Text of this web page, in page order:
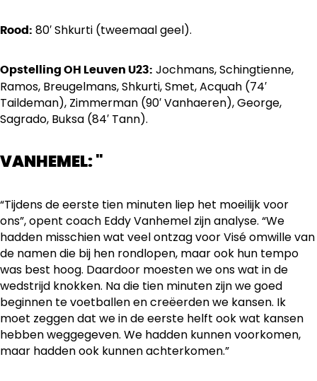
Rood: 80′ Shkurti (tweemaal geel).
Opstelling OH Leuven U23: Jochmans, Schingtienne,
Ramos, Breugelmans, Shkurti, Smet, Acquah (74′
Taildeman), Zimmerman (90′ Vanhaeren), George,
Sagrado, Buksa (84′ Tann).
VANHEMEL: "
“Tijdens de eerste tien minuten liep het moeilijk voor
ons”, opent coach Eddy Vanhemel zijn analyse. “We
hadden misschien wat veel ontzag voor Visé omwille van
de namen die bij hen rondlopen, maar ook hun tempo
was best hoog. Daardoor moesten we ons wat in de
wedstrijd knokken. Na die tien minuten zijn we goed
beginnen te voetballen en creëerden we kansen. Ik
moet zeggen dat we in de eerste helft ook wat kansen
hebben weggegeven. We hadden kunnen voorkomen,
maar hadden ook kunnen achterkomen.”